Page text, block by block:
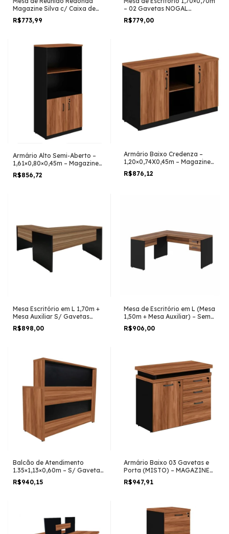
Magazine Silva c/ Caixa de
Tomadas -1,10×1,10×0,74m –
NOGAL SEVILHA / PRETO –
R$773,99
– 02 Gavetas NOGAL
SEVILHA/PRETO
R$779,00
Armário Alto Semi-Aberto –
1,61×0,80×0,45m – Magazine
Silva – NOGAL
SEVILHA/PRETO – 21413
R$856,72
Armário Baixo Credenza –
1,20×0,74X0,45m – Magazine
Silva– NOGAL
SEVILHA/PRETO – 21412
R$876,12
Mesa Escritório em L 1,70m +
Mesa Auxiliar S/ Gavetas
Nogal Sevilha/Preto
R$898,00
Mesa de Escritório em L (Mesa
1,50m + Mesa Auxiliar) – Sem
Gavetas NOGAL
SEVILHA/PRETO
R$906,00
Balcão de Atendimento
1.35×1,13×0,60m – S/ Gavetas
– Magazine Silva – NOGAL
SEVILHA / PRETO – 63081
R$940,15
Armário Baixo 03 Gavetas e
Porta (MISTO) – MAGAZINE
SILVA – NOGAL
SEVILHA/PRETO – 21422
R$947,91